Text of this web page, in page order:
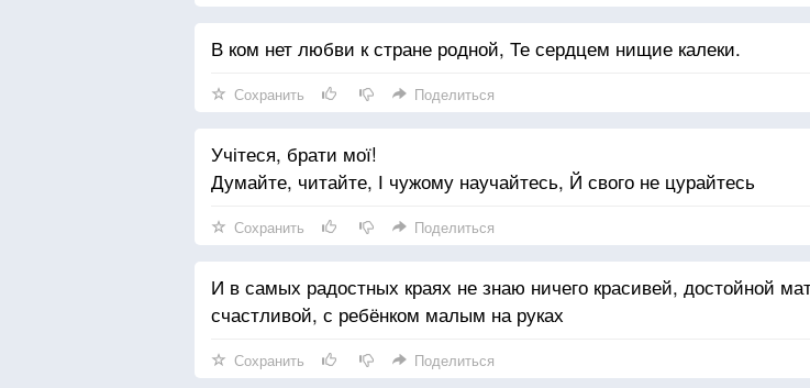
В ком нет любви к стране родной, Те сердцем нищие калеки.
Сохранить Поделиться
Учітеся, брати мої!
Думайте, читайте, І чужому научайтесь, Й свого не цурайтесь
Сохранить Поделиться
И в самых радостных краях не знаю ничего красивей, достойной
счастливой, с ребёнком малым на руках
Сохранить Поделиться